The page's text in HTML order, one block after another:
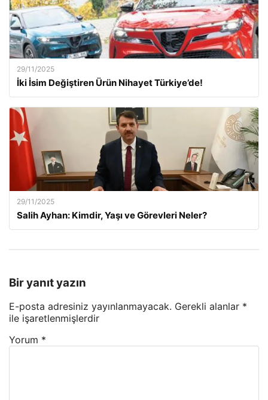
29/11/2025
İki İsim Değiştiren Ürün Nihayet Türkiye’de!
29/11/2025
Salih Ayhan: Kimdir, Yaşı ve Görevleri Neler?
Bir yanıt yazın
E-posta adresiniz yayınlanmayacak. Gerekli alanlar *
ile işaretlenmişlerdir
Yorum *